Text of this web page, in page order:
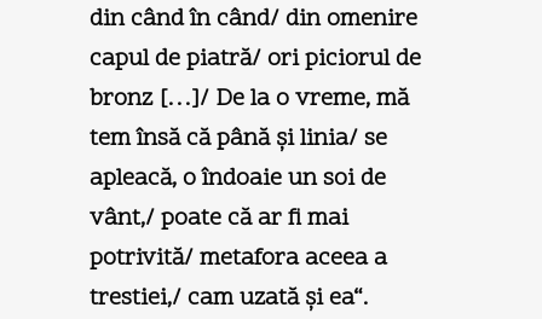
din când în când/ din omenire
capul de piatră/ ori piciorul de
bronz […]/ De la o vreme, mă
tem însă că până şi linia/ se
apleacă, o îndoaie un soi de
vânt,/ poate că ar fi mai
potrivită/ metafora aceea a
trestiei,/ cam uzată şi ea“.